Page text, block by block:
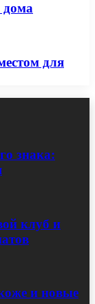
дома
для
знака:
клуб и
и новые